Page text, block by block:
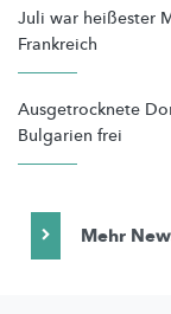
Juli war heißester
Frankreich
Ausgetrocknete
Bulgarien frei
Mehr